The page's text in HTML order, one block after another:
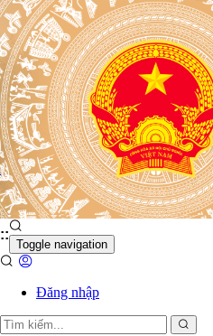
::
Toggle navigation
Đăng nhập